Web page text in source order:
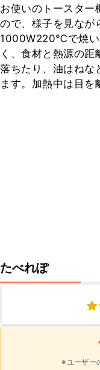
お使いのトースター
ので、様子を見なが
1000W220℃で焼い
く、食材と熱源の
落ちたり、油はねな
ます。加熱中は目を
たべれぽ
※ユーザー